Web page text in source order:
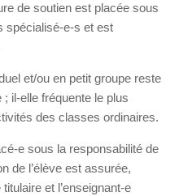
de soutien est placée sous
spécialisé-e-s et est
et/ou en petit groupe reste
il-elle fréquente le plus
des classes ordinaires.
e sous la responsabilité de
de l’élève est assurée,
et l’enseignant-e